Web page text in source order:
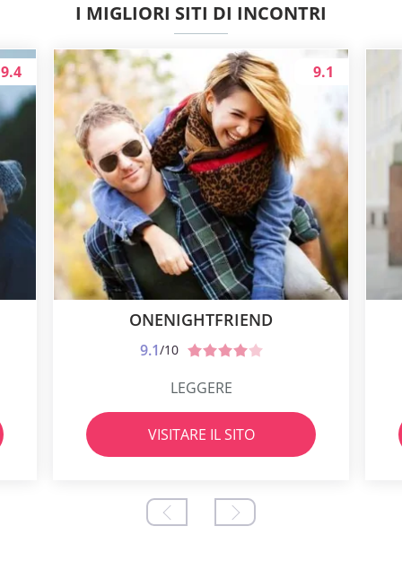
I MIGLIORI SITI DI INCONTRI
9.4
ONENIGHTFRIEND
9.1/10
9.1
LEGGERE
VISITARE IL SITO